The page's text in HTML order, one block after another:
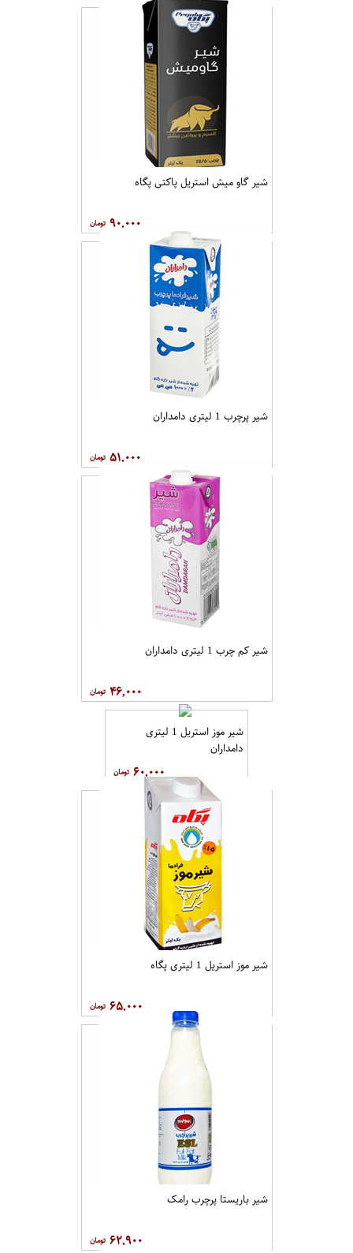
شیر گاو میش استریل پاکتی پگاه
۹۰,۰۰۰
شیر پرچرب 1 لیتری دامداران
۵۱,۰۰۰
شیر کم چرب 1 لیتری دامداران
۴۶,۰۰۰
شیر موز استریل 1 لیتری
دامداران
۶۰,۰۰۰
شیر موز استریل 1 لیتری پگاه
۶۵,۰۰۰
شیر باریستا پرچرب رامک
۶۲,۹۰۰